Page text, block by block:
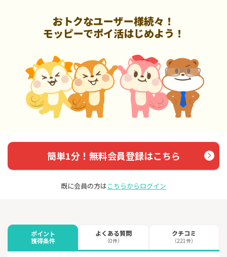
おトクなユーザー様続々！
モッピーでポイ活はじめよう！
簡単1分！無料会員登録はこちら
既に会員の方はこちらからログイン
ポイント
獲得条件
よくある質問
（0件）
クチコミ
（221件）